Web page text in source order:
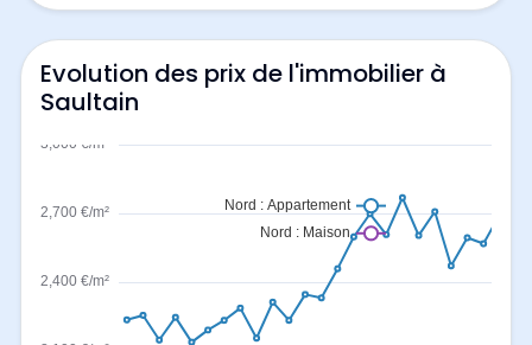
Evolution des prix de l'immobilier à
Saultain